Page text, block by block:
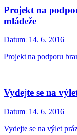
Projekt na
mládeže
Datum: 14. 6. 2016
Projekt na podporu
Vydejte se na
Datum: 14. 6. 2016
Vydejte se na výlet